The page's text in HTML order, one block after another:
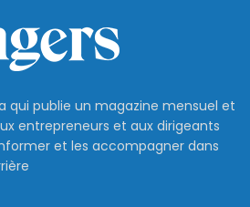
qui publie un magazine mensuel et
entrepreneurs et aux dirigeants
et les accompagner dans